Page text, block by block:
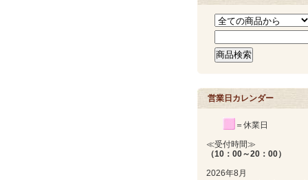
営業日カレンダー
＝休業日
≪受付時間≫
（10：00～20：00）
2026年8月